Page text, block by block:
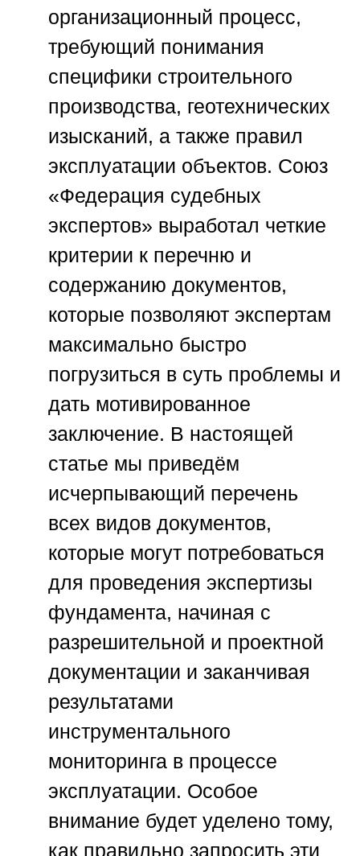
организационный процесс,
требующий понимания
специфики строительного
производства, геотехнических
изысканий, а также правил
эксплуатации объектов. Союз
«Федерация судебных
экспертов» выработал четкие
критерии к перечню и
содержанию документов,
которые позволяют экспертам
максимально быстро
погрузиться в суть проблемы и
дать мотивированное
заключение. В настоящей
статье мы приведём
исчерпывающий перечень
всех видов документов,
которые могут потребоваться
для проведения экспертизы
фундамента, начиная с
разрешительной и проектной
документации и заканчивая
результатами
инструментального
мониторинга в процессе
эксплуатации. Особое
внимание будет уделено тому,
как правильно запросить эти